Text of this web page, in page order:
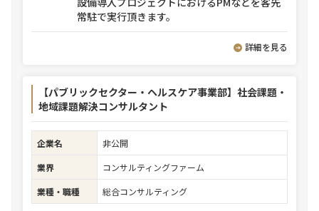
常駐で実行頂きます。
詳細を見る
【パブリックセクター・ヘルスケア事業部】社会課題・
地域課題解決コンサルタント
企業名
非公開
業界
コンサルティングファーム
業種・職種
総合コンサルティング